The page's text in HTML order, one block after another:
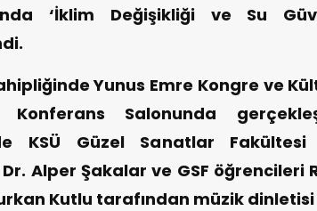
‘İklim Değişikliği ve Su
Yunus Emre Kongre ve
Konferans Salonunda
KSÜ Güzel Sanatlar
Alper Şakalar ve GSF öğrencileri
Kutlu tarafından müzik